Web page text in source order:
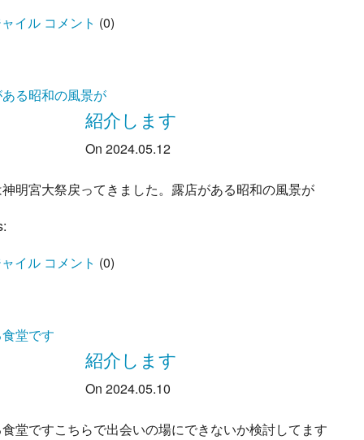
イル コメント (0)
る昭和の風景が
紹介します
On 2024.05.12
明宮大祭戻ってきました。露店がある昭和の風景が
イル コメント (0)
堂です
紹介します
On 2024.05.10
堂ですこちらで出会いの場にできないか検討してます